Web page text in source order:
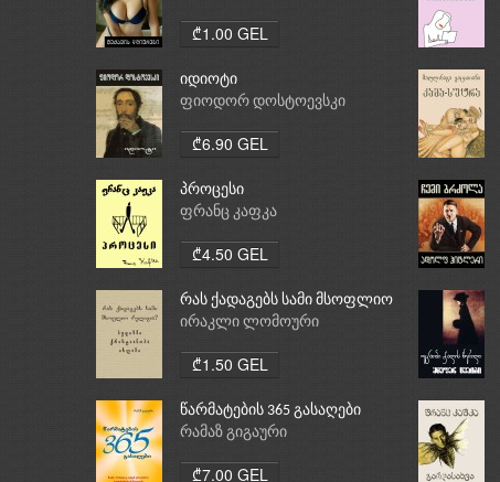
₾1.00 GEL
იდიოტი
ფიოდორ დოსტოევსკი
₾6.90 GEL
პროცესი
ფრანც კაფკა
₾4.50 GEL
რას ქადაგებს სამი მსოფლიო
რელიგია: ბუდიზმი,
ირაკლი ლომოური
₾1.50 GEL
წარმატების 365 გასაღები
რამაზ გიგაური
₾7.00 GEL